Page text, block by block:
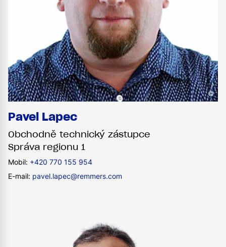
Pavel Lapec
Obchodně technický zástupce
Správa regionu 1
Mobil: +420 770 155 954
E-mail: pavel.lapec@remmers.com
©